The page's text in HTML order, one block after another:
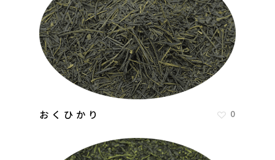
おくひかり 0